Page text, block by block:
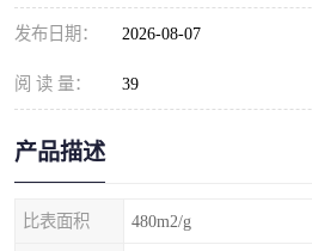
发布日期： 2026-08-07
阅 读 量： 39
产品描述
比表面积 480m2/g